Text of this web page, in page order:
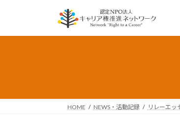
ッ
移
HOME NEWS・活動記録 リレーエッ